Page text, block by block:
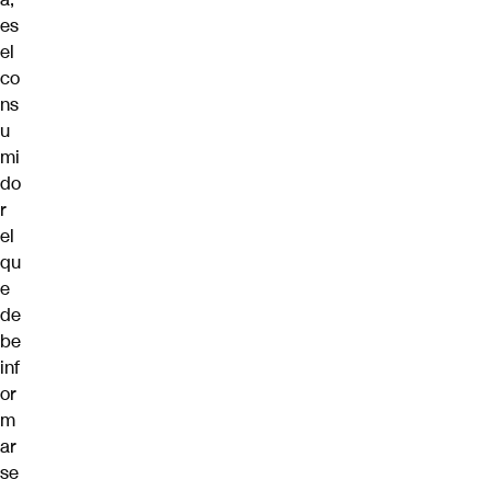
es
el
co
ns
u
mi
do
r
el
qu
e
de
be
inf
or
m
ar
se